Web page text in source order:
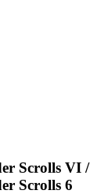
Scrolls VI /
Scrolls 6